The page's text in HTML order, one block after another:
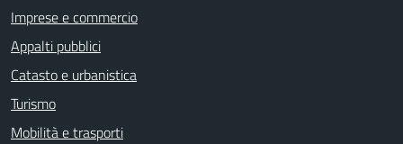
Imprese e commercio
Appalti pubblici
Catasto e urbanistica
Turismo
Mobilità e trasporti